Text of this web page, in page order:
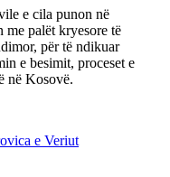
e cila punon në
me palët kryesore të
për të ndikuar
e besimit, proceset e
në Kosovë.
e Veriut